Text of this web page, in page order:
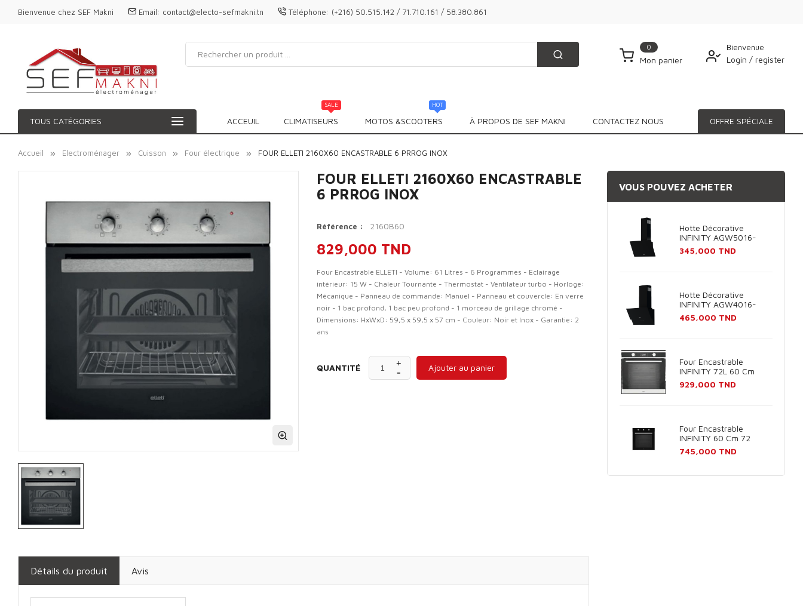
Bienvenue chez SEF Makni Email: contact@electo-sefmakni.tn Téléphone: (+216) 50.515.142 / 71.710.161 / 58.380.861
0
Mon panier
Bienvenue
Login/ register
TOUS CATÉGORIES ACCEUIL
SALE
CLIMATISEURS
HOT
MOTOS &SCOOTERS À PROPOS DE SEF MAKNI CONTACTEZ NOUS OFFRE SPÉCIALE
Accueil Electroménager Cuisson Four électrique FOUR ELLETI 2160X60 ENCASTRABLE 6 PRROG INOX
FOUR ELLETI 2160X60 ENCASTRABLE
6 PRROG INOX
Référence : 2160B60
829,000 TND
Four Encastrable ELLETI - Volume: 61 Litres - 6 Programmes - Eclairage
intérieur: 15 W - Chaleur Tournante - Thermostat - Ventilateur turbo - Horloge:
Mécanique - Panneau de commande: Manuel - Panneau et couvercle: En verre
noir - 1 bac profond, 1 bac peu profond - 1 morceau de grillage chromé -
Dimensions: HxWxD: 59,5 x 59,5 x 57 cm - Couleur: Noir et Inox - Garantie: 2
ans
QUANTITÉ Ajouter au panier
Détails du produit Avis
VOUS POUVEZ ACHETER
Hotte Décorative
INFINITY AGW5016-
60B 60cm - Noir
Prix
345,000 TND
Hotte Décorative
INFINITY AGW4016-
60B 60cm - Noir
Prix
465,000 TND
Four Encastrable
INFINITY 72L 60 Cm
Inox
Prix
929,000 TND
Four Encastrable
INFINITY 60 Cm 72
Litres Noir
Prix
745,000 TND